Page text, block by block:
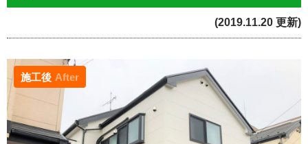
(2019.11.20 更新)
施工後 After